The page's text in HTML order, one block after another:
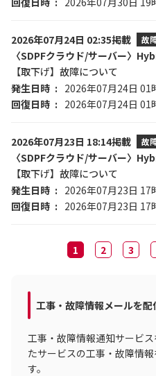
2026年07月24日 02:35掲載 故
〈SDPFクラウド/サーバー〉
【取下げ】故障について
発生日時
2026年07月24日 01
回復日時
2026年07月24日 01
2026年07月23日 18:14掲載 故
〈SDPFクラウド/サーバー〉
【取下げ】故障について
発生日時
2026年07月23日 17
回復日時
2026年07月23日 17
1 2 3
工事・故障情報メールを配
工事・故障情報通知サービ
たサービスの工事・故障情
す。